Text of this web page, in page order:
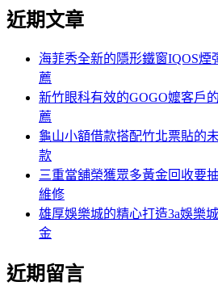
近期文章
海菲秀全新的隱形鐵窗IQOS煙
薦
新竹眼科有效的GOGO嬤客戶
薦
龜山小額借款搭配竹北票貼的
款
三重當舖榮獲眾多黃金回收要
維修
雄厚娛樂城的精心打造3a娛樂
金
近期留言